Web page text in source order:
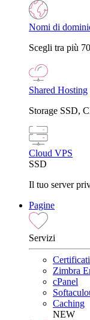
Nomi di
Scegli tra più
Shared Hosting
Storage SSD,
Cloud VPS
SSD
Il tuo server
Pagine
Servizi
Zimbra
cPanel
Caching
NEW